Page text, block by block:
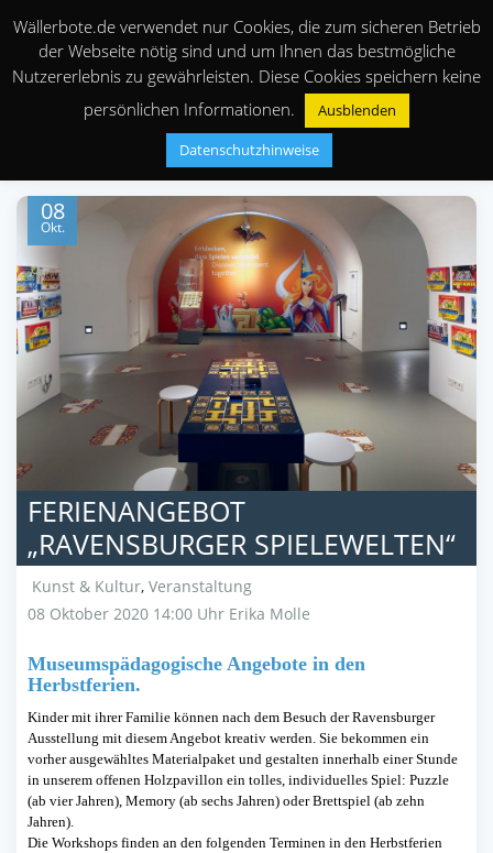
08
Okt.
FERIENANGEBOT
„RAVENSBURGER SPIELEWELTEN“
Kunst & Kultur, Veranstaltung
08 Oktober 2020 14:00 Uhr Erika Molle
Museumspädagogische Angebote in den
Herbstferien.
Kinder mit ihrer Familie können nach dem Besuch der Ravensburger
Ausstellung mit diesem Angebot kreativ werden. Sie bekommen ein
vorher ausgewähltes Materialpaket und gestalten innerhalb einer Stunde
in unserem offenen Holzpavillon ein tolles, individuelles Spiel: Puzzle
(ab vier Jahren), Memory (ab sechs Jahren) oder Brettspiel (ab zehn
Jahren).
Die Workshops finden an den folgenden Terminen in den Herbstferien
Wällerbote.de verwendet nur Cookies, die zum sicheren Betrieb
der Webseite nötig sind und um Ihnen das bestmögliche
Nutzererlebnis zu gewährleisten. Diese Cookies speichern keine
persönlichen Informationen.
Ausblenden
Datenschutzhinweise